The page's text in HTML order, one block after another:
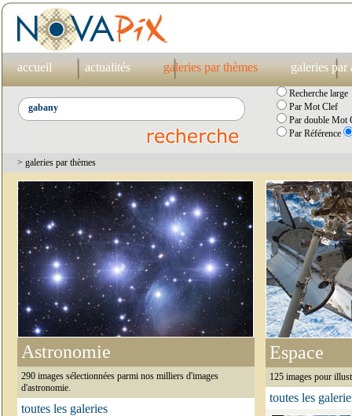
accueil actualités galeries par thèmes galeries par
Recherche large
Par Mot Clef
Par double Mot
Par Référence
> galeries par thèmes
Astronomie
290 images sélectionnées parmi nos milliers d'images
d'astronomie.
toutes les galeries
Espace
125 images pour
toutes les